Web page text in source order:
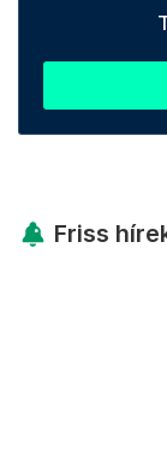
Friss